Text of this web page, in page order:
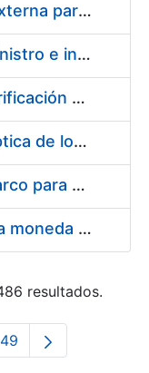
Servicios de una empresa externa para el asesoramiento y resolución de los recursos de alzada que se presentan relacionados con procesos de selección para la FNMT-RCM
Acuerdo marco para el suministro e instalación de persianas, estores y otros complementos
Servicio de Calibración y Verificación Externa de los Equipos de Medición del Servicio de Prevención de la FNMT-RCM
Conexión mediante Fibra Óptica de los Centros de Proceso de Datos (CPDs) de las sedes de la FNMT-RCM de Burgos y Madrid
Contratación de acuerdo marco para el Suministro de Material de Electricidad para la Fábrica Nacional de Moneda y Timbre-Real Casa de la Moneda en su centro de trabajo de Burgos
Suministro de estuches para moneda de 30 €
resultados.
intermedias Use
Página
49